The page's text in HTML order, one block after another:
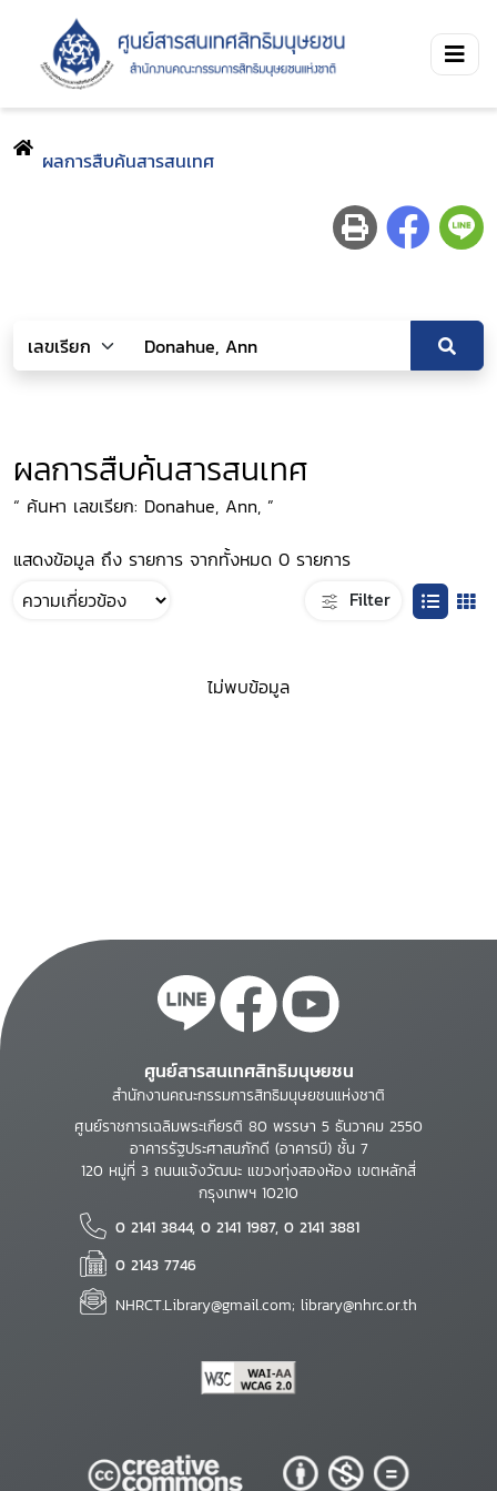
ผลการสืบค้นสารสนเทศ
ผลการสืบค้นสารสนเทศ
“ ค้นหา เลขเรียก: Donahue, Ann, ”
แสดงข้อมูล ถึง รายการ จากทั้งหมด 0 รายการ
Filter
ไม่พบข้อมูล
ศูนย์สารสนเทศสิทธิมนุษยชน
สำนักงานคณะกรรมการสิทธิมนุษยชนแห่งชาติ
ศูนย์ราชการเฉลิมพระเกียรติ 80 พรรษา 5 ธันวาคม 2550
อาคารรัฐประศาสนภักดี (อาคารบี) ชั้น 7
120 หมู่ที่ 3 ถนนแจ้งวัฒนะ แขวงทุ่งสองห้อง เขตหลักสี่
กรุงเทพฯ 10210
0 2141 3844, 0 2141 1987, 0 2141 3881
0 2143 7746
NHRCT.Library@gmail.com; library@nhrc.or.th